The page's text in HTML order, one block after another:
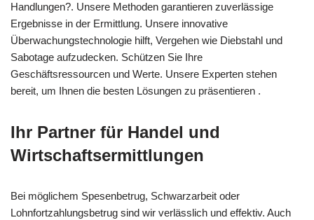
Handlungen?. Unsere Methoden garantieren zuverlässige
Ergebnisse in der Ermittlung. Unsere innovative
Überwachungstechnologie hilft, Vergehen wie Diebstahl und
Sabotage aufzudecken. Schützen Sie Ihre
Geschäftsressourcen und Werte. Unsere Experten stehen
bereit, um Ihnen die besten Lösungen zu präsentieren .
Ihr Partner für Handel und
Wirtschaftsermittlungen
Bei möglichem Spesenbetrug, Schwarzarbeit oder
Lohnfortzahlungsbetrug sind wir verlässlich und effektiv. Auch